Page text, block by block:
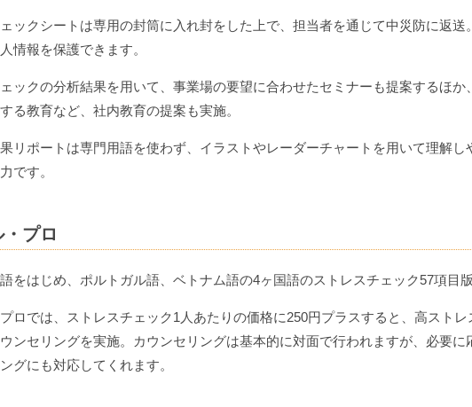
ックシートは専用の封筒に入れ封をした上で、担当者を通じて中災防に返送
情報を保護できます。
ックの分析結果を用いて、事業場の要望に合わせたセミナーも提案するほか
る教育など、社内教育の提案も実施。
リポートは専門用語を使わず、イラストやレーダーチャートを用いて理解し
です。
プロ
をはじめ、ポルトガル語、ベトナム語の4ヶ国語のストレスチェック57項目
ロでは、ストレスチェック1人あたりの価格に250円プラスすると、高スト
ンセリングを実施。カウンセリングは基本的に対面で行われますが、必要に
グにも対応してくれます。